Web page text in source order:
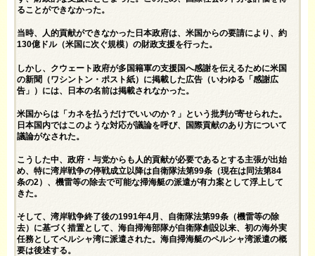
ることができなかった。
当時、人的貢献ができなかった日本政府は、米国からの要請により、約
130億ドル（米国に次ぐ規模）の財政支援を行った。
しかし、クウェート政府が多国籍軍の支援国へ感謝を伝えるために米国
の新聞（ワシントン・ポスト紙）に掲載した広告（いわゆる「感謝広
告」）には、日本の名前は掲載されなかった。
米国からは「カネを払うだけでいいのか？」という批判が寄せられた。
日本国内ではこのような対応が議論を呼び、国際貢献のあり方について
議論がなされた。
こうした中、政府・与党からも人的貢献が必要であるとする主張が出始
め、特に湾岸戦争の停戦成立以降は自衛隊法第99条（現在は同法第84
条の2）、機雷等の除去で可能な掃海艇の派遣が有力案として浮上して
きた。
そして、湾岸戦争終了後の1991年4月、自衛隊法第99条（機雷等の除
去）に基づく措置として、海自掃海部隊が自衛隊創設以来、初の海外実
任務としてペルシャ湾に派遣された。海自掃海艇のペルシャ湾派遣の概
要は後述する。